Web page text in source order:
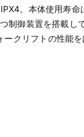
。本体使用寿
制御装置を搭載し
クリフトの性能を